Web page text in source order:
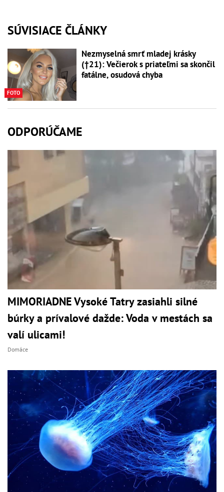
SÚVISIACE ČLÁNKY
FOTO
Nezmyselná smrť mladej krásky
(†21): Večierok s priateľmi sa skončil
fatálne, osudová chyba
ODPORÚČAME
MIMORIADNE Vysoké Tatry zasiahli silné
búrky a prívalové dažde: Voda v mestách sa
valí ulicami!
Domáce